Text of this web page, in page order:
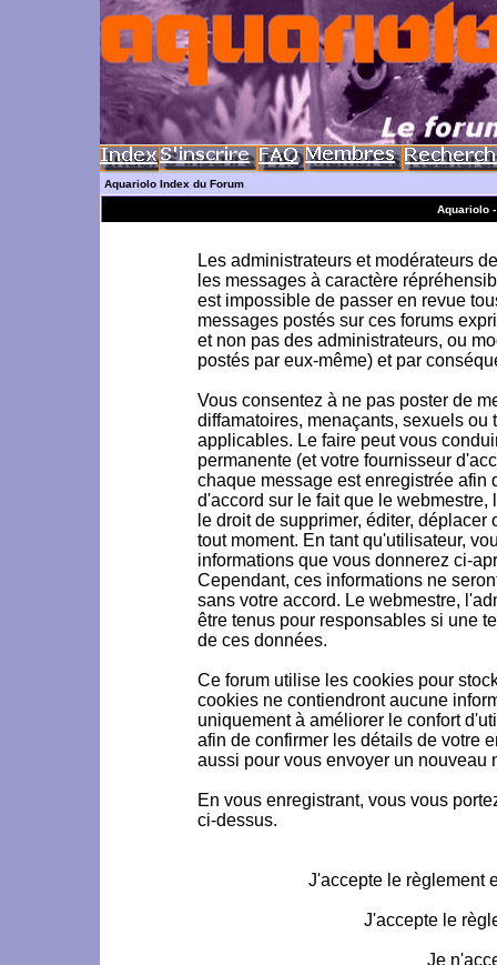
Aquariolo Index du Forum
Aquariolo
Les administrateurs et modérateurs
les messages à caractère
est impossible de passer en revue
messages postés sur ces forums
et non pas des administrateurs, ou
postés par eux-même) et par
Vous consentez à ne pas poster de
diffamatoires, menaçants, sexuels
applicables. Le faire peut vous
permanente (et votre fournisseur
chaque message est enregistrée afin
d'accord sur le fait que le
le droit de supprimer, éditer,
tout moment. En tant qu'utilisateur,
informations que vous donnerez ci-
Cependant, ces informations ne
sans votre accord. Le webmestre,
être tenus pour responsables si une
de ces données.
Ce forum utilise les cookies pour
cookies ne contiendront aucune
uniquement à améliorer le confort
afin de confirmer les détails de votre
aussi pour vous envoyer un nouveau
En vous enregistrant, vous vous
ci-dessus.
J'accepte le règlement
J'accepte le
Je